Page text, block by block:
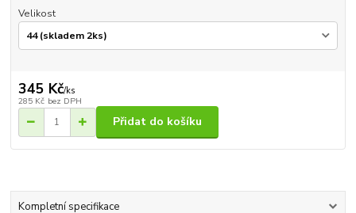
Velikost
345 Kč/ks
285 Kč bez DPH
Přidat do košíku
Kompletní specifikace